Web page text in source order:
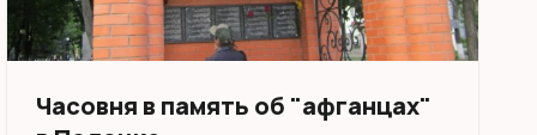
Часовня в память об "афганцах"